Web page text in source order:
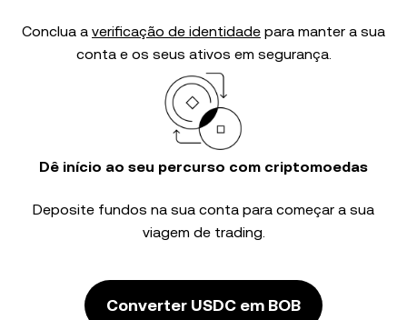
Conclua a verificação de identidade para manter a sua
conta e os seus ativos em segurança.
Dê início ao seu percurso com criptomoedas
Deposite fundos na sua conta para começar a sua
viagem de trading.
Converter USDC em BOB